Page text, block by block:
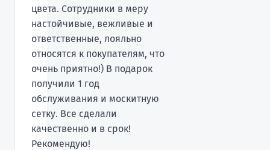
цвета. Сотрудники в меру
настойчивые, вежливые и
ответственные, лояльно
относятся к покупателям, что
очень приятно!) В подарок
получили 1 год
обслуживания и москитную
сетку. Все сделали
качественно и в срок!
Рекомендую!